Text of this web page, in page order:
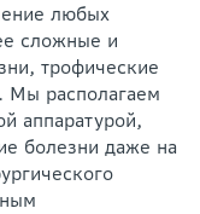
любых
сложные и
трофические
Мы располагаем
аппаратурой,
болезни даже на